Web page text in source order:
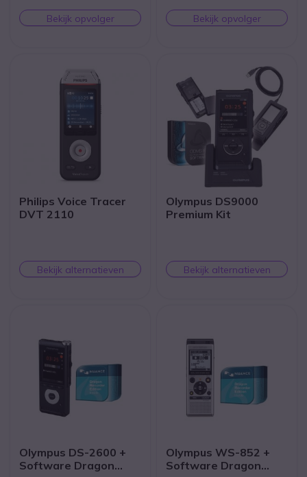
Bekijk opvolger Bekijk opvolger
Philips Voice Tracer
DVT 2110
Bekijk alternatieven
Olympus DS9000
Premium Kit
Bekijk alternatieven
Olympus DS-2600 +
Software Dragon
Olympus WS-852 +
Software Dragon